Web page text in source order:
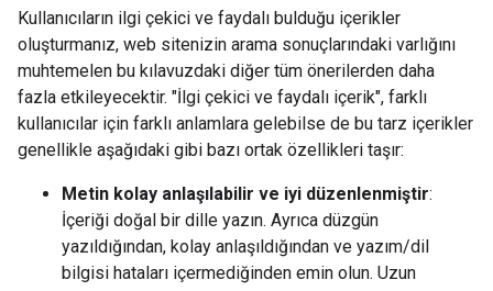
Kullanıcıların ilgi çekici ve faydalı bulduğu içerikler
oluşturmanız, web sitenizin arama sonuçlarındaki varlığını
muhtemelen bu kılavuzdaki diğer tüm önerilerden daha
fazla etkileyecektir. "İlgi çekici ve faydalı içerik", farklı
kullanıcılar için farklı anlamlara gelebilse de bu tarz içerikler
genellikle aşağıdaki gibi bazı ortak özellikleri taşır:
Metin kolay anlaşılabilir ve iyi düzenlenmiştir:
İçeriği doğal bir dille yazın. Ayrıca düzgün
yazıldığından, kolay anlaşıldığından ve yazım/dil
bilgisi hataları içermediğinden emin olun. Uzun